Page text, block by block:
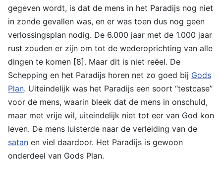
gegeven wordt, is dat de mens in het Paradijs nog niet
in zonde gevallen was, en er was toen dus nog geen
verlossingsplan nodig. De 6.000 jaar met de 1.000 jaar
rust zouden er zijn om tot de wederoprichting van alle
dingen te komen [8]. Maar dit is niet reëel. De
Schepping en het Paradijs horen net zo goed bij Gods
Plan. Uiteindelijk was het Paradijs een soort “testcase”
voor de mens, waarin bleek dat de mens in onschuld,
maar met vrije wil, uiteindelijk niet tot eer van God kon
leven. De mens luisterde naar de verleiding van de
satan en viel daardoor. Het Paradijs is gewoon
onderdeel van Gods Plan.